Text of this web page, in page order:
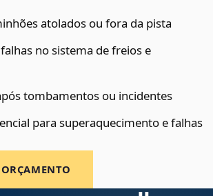
atolados ou fora da pista
no sistema de freios e
tombamentos ou incidentes
para superaquecimento e falhas